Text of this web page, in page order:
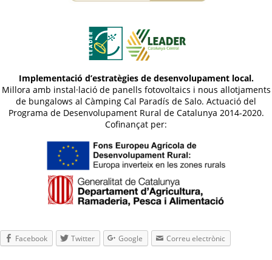
Implementació d’estratègies de desenvolupament local.
Millora amb instal·lació de panells fotovoltaics i nous allotjaments
de bungalows al Càmping Cal Paradís de Salo. Actuació del
Programa de Desenvolupament Rural de Catalunya 2014-2020.
Cofinançat per:
Facebook Twitter Google Correu electrònic